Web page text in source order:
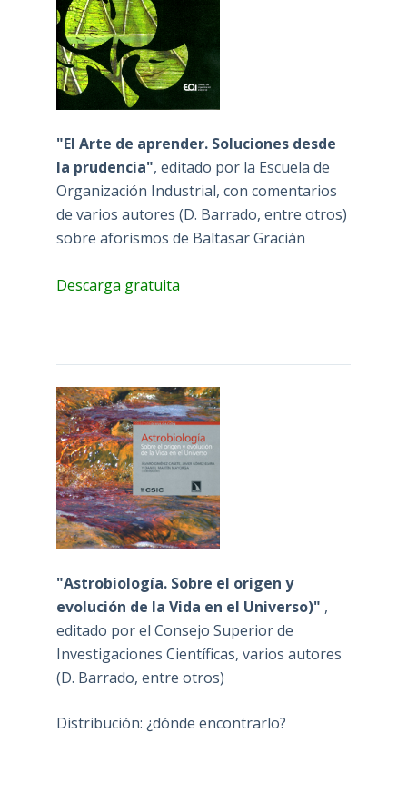
"El Arte de aprender. Soluciones desde
la prudencia", editado por la Escuela de
Organización Industrial, con comentarios
de varios autores (D. Barrado, entre otros)
sobre aforismos de Baltasar Gracián
Descarga gratuita
"Astrobiología. Sobre el origen y
evolución de la Vida en el Universo)" ,
editado por el Consejo Superior de
Investigaciones Científicas, varios autores
(D. Barrado, entre otros)
Distribución: ¿dónde encontrarlo?